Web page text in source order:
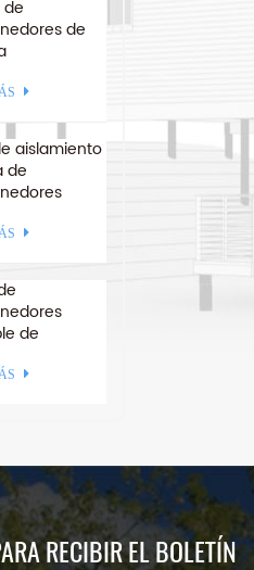
de
de
de
de acero
rápido
aislamiento
de
del sur
de
a
RECIBIR EL BOLETÍN